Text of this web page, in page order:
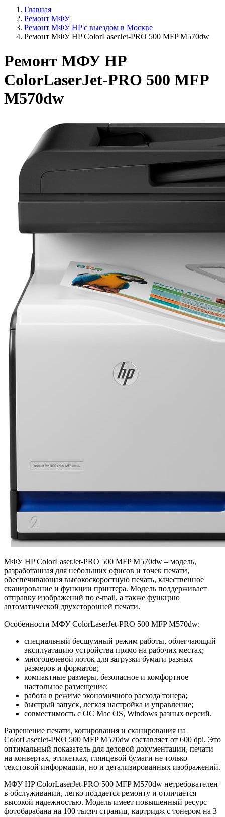
Главная
Ремонт МФУ
Ремонт МФУ HP с выездом в Москве
Ремонт МФУ HP ColorLaserJet-PRO 500 MFP M570dw
Ремонт МФУ HP
ColorLaserJet-PRO 500 MFP
M570dw
МФУ HP ColorLaserJet-PRO 500 MFP M570dw – модель,
разработанная для небольших офисов и точек печати,
обеспечивающая высокоскоростную печать, качественное
сканирование и функции принтера. Модель поддерживает
отправку изображений по e-mail, а также функцию
автоматической двухсторонней печати.
Особенности МФУ ColorLaserJet-PRO 500 MFP M570dw:
специальный бесшумный режим работы, облегчающий
эксплуатацию устройства прямо на рабочих местах;
многоцелевой лоток для загрузки бумаги разных
размеров и форматов;
компактные размеры, безопасное и комфортное
настольное размещение;
работа в режиме экономичного расхода тонера;
быстрый запуск, легкая настройка и управление;
совместимость с ОС Mac OS, Windows разных версий.
Разрешение печати, копирования и сканирования на
ColorLaserJet-PRO 500 MFP M570dw составляет от 600 dpi. Это
оптимальный показатель для деловой документации, печати
на конвертах, этикетках, глянцевой бумаги не только
текстовой информации, но и детализированных изображений.
МФУ HP ColorLaserJet-PRO 500 MFP M570dw нетребователен
в обслуживании, легко поддается ремонту и отличается
высокой надежностью. Модель имеет повышенный ресурс
фотобарабана на 100 тысяч страниц, картридж с тонером на 3